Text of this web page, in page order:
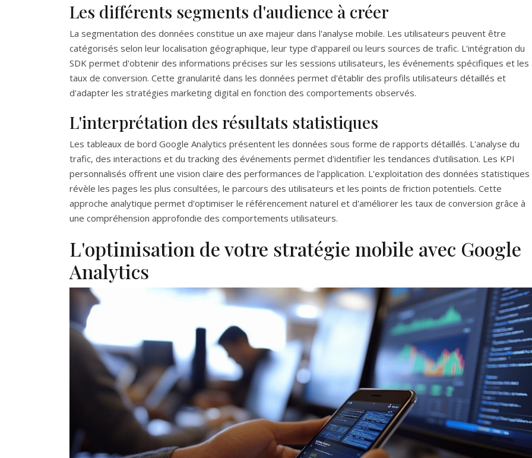
Les différents segments d'audience à créer
La segmentation des données constitue un axe majeur dans l'analyse mobile. Les utilisateurs peuvent être
catégorisés selon leur localisation géographique, leur type d'appareil ou leurs sources de trafic. L'intégration du
SDK permet d'obtenir des informations précises sur les sessions utilisateurs, les événements spécifiques et les
taux de conversion. Cette granularité dans les données permet d'établir des profils utilisateurs détaillés et
d'adapter les stratégies marketing digital en fonction des comportements observés.
L'interprétation des résultats statistiques
Les tableaux de bord Google Analytics présentent les données sous forme de rapports détaillés. L'analyse du
trafic, des interactions et du tracking des événements permet d'identifier les tendances d'utilisation. Les KPI
personnalisés offrent une vision claire des performances de l'application. L'exploitation des données statistiques
révèle les pages les plus consultées, le parcours des utilisateurs et les points de friction potentiels. Cette
approche analytique permet d'optimiser le référencement naturel et d'améliorer les taux de conversion grâce à
une compréhension approfondie des comportements utilisateurs.
L'optimisation de votre stratégie mobile avec Google
Analytics